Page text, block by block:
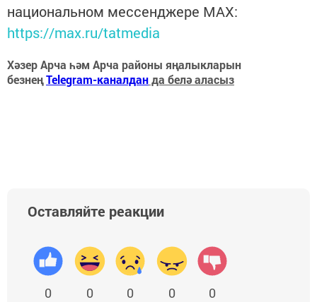
национальном мессенджере MАХ:
https://max.ru/tatmedia
Хәзер Арча һәм Арча районы яңалыкларын
безнеңTelegram-каналданда белә аласыз
Оставляйте реакции
0 0 0 0 0